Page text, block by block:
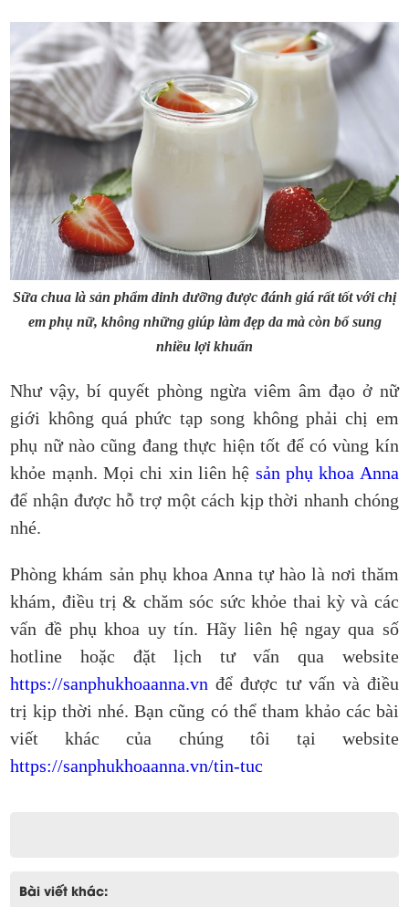
Sữa chua là sản phẩm dinh dưỡng được đánh giá rất tốt với chị
em phụ nữ, không những giúp làm đẹp da mà còn bổ sung
nhiều lợi khuẩn
Như vậy, bí quyết phòng ngừa viêm âm đạo ở nữ
giới không quá phức tạp song không phải chị em
phụ nữ nào cũng đang thực hiện tốt để có vùng kín
khỏe mạnh. Mọi chi xin liên hệ sản phụ khoa Anna
để nhận được hỗ trợ một cách kịp thời nhanh chóng
nhé.
Phòng khám sản phụ khoa Anna tự hào là nơi thăm
khám, điều trị & chăm sóc sức khỏe thai kỳ và các
vấn đề phụ khoa uy tín. Hãy liên hệ ngay qua số
hotline hoặc đặt lịch tư vấn qua website
https://sanphukhoaanna.vn để được tư vấn và điều
trị kịp thời nhé. Bạn cũng có thể tham khảo các bài
viết khác của chúng tôi tại website
https://sanphukhoaanna.vn/tin-tuc
Bài viết khác: